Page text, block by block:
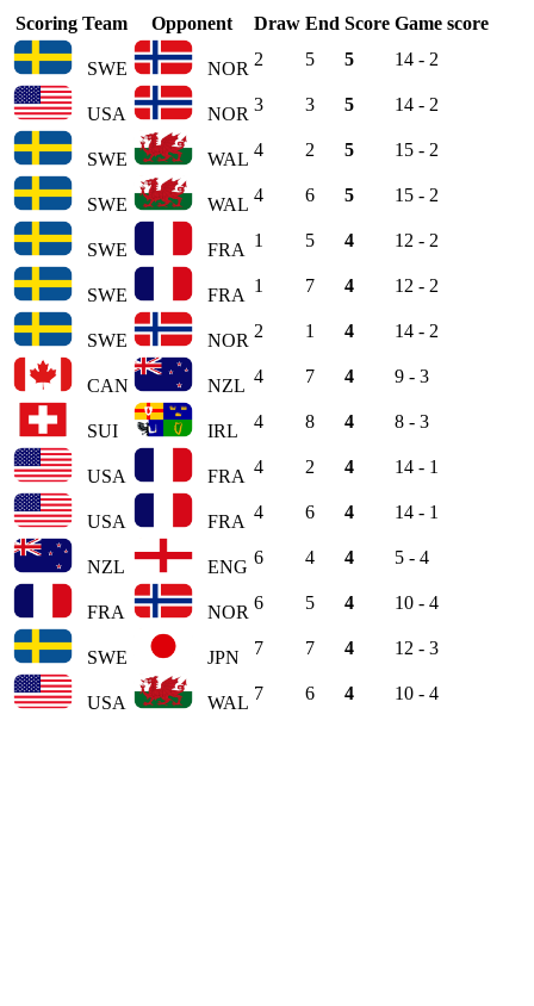
Scoring Team Opponent Draw End Score Game score
SWE NOR 2 5 5 14 - 2
USA NOR 3 3 5 14 - 2
SWE WAL 4 2 5 15 - 2
SWE WAL 4 6 5 15 - 2
SWE FRA 1 5 4 12 - 2
SWE FRA 1 7 4 12 - 2
SWE NOR 2 1 4 14 - 2
CAN NZL 4 7 4 9 - 3
SUI IRL 4 8 4 8 - 3
USA FRA 4 2 4 14 - 1
USA FRA 4 6 4 14 - 1
NZL ENG 6 4 4 5 - 4
FRA NOR 6 5 4 10 - 4
SWE JPN 7 7 4 12 - 3
USA WAL 7 6 4 10 - 4